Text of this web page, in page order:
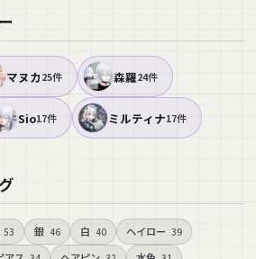
マヌカ25件 森羅24件
Sio17件 ミルティナ17件
53 銀 46 白 40 ヘイロー 39